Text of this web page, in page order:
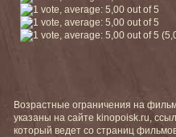
Возрастные ограничения на
указаны на сайте kinopoisk.ru,
который ведет со страниц